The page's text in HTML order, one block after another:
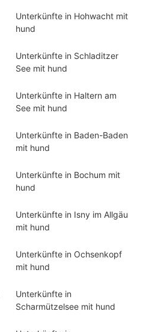
Unterkünfte in Hohwacht mit
hund
Unterkünfte in Schladitzer
See mit hund
Unterkünfte in Haltern am
See mit hund
Unterkünfte in Baden-Baden
mit hund
Unterkünfte in Bochum mit
hund
Unterkünfte in Isny im Allgäu
mit hund
Unterkünfte in Ochsenkopf
mit hund
Unterkünfte in
Scharmützelsee mit hund